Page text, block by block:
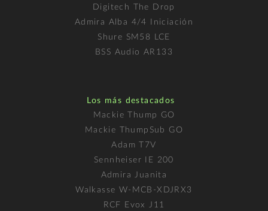
Digitech The Drop
Admira Alba 4/4 Iniciación
Shure SM58 LCE
BSS Audio AR133
Los más destacados
Mackie Thump GO
Mackie ThumpSub GO
Adam T7V
Sennheiser IE 200
Admira Juanita
Walkasse W-MCB-XDJRX3
RCF Evox J11